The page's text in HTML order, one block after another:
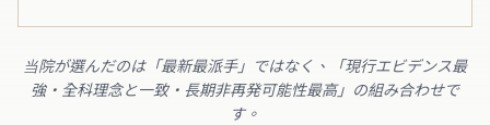
当院が選んだのは「最新最派手」ではなく、「現行エビデンス最
強・全科理念と一致・長期非再発可能性最高」の組み合わせで
す。